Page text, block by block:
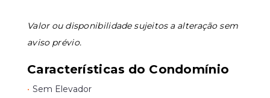
Valor ou disponibilidade sujeitos a alteração sem
aviso prévio.
Características do Condomínio
• Sem Elevador